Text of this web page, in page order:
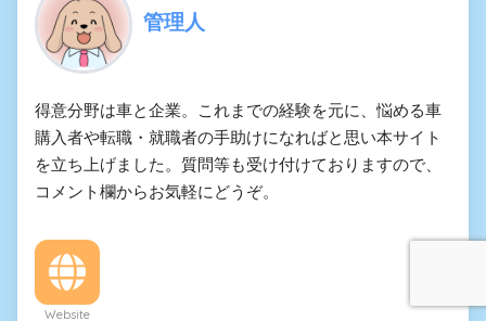
管理人
得意分野は車と企業。これまでの経験を元に、悩める車
購入者や転職・就職者の手助けになればと思い本サイト
を立ち上げました。質問等も受け付けておりますので、
コメント欄からお気軽にどうぞ。
Website